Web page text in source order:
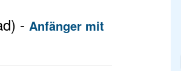
- Anfänger mit